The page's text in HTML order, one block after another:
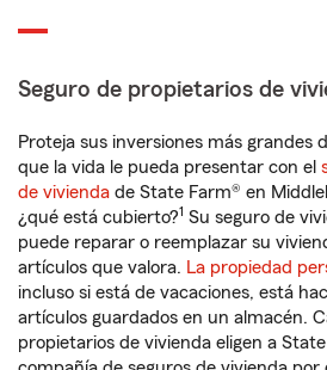
Seguro de propietarios de
Proteja sus inversiones más grandes
que la vida le pueda presentar con el
de vivienda de State Farm® en
¿qué está cubierto?1 Su seguro de
puede reparar o reemplazar su
artículos que valora. La propiedad
incluso si está de vacaciones, está
artículos guardados en un almacén.
propietarios de vivienda eligen a